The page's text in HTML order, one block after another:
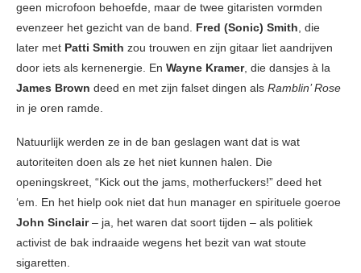
geen microfoon behoefde, maar de twee gitaristen vormden
evenzeer het gezicht van de band. Fred (Sonic) Smith, die
later met Patti Smith zou trouwen en zijn gitaar liet aandrijven
door iets als kernenergie. En Wayne Kramer, die dansjes à la
James Brown deed en met zijn falset dingen als Ramblin’ Rose
in je oren ramde.
Natuurlijk werden ze in de ban geslagen want dat is wat
autoriteiten doen als ze het niet kunnen halen. Die
openingskreet, “Kick out the jams, motherfuckers!” deed het
‘em. En het hielp ook niet dat hun manager en spirituele goeroe
John Sinclair– ja, het waren dat soort tijden – als politiek
activist de bak indraaide wegens het bezit van wat stoute
sigaretten.